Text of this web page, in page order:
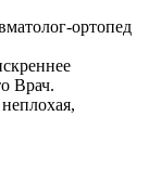
ортопед
Врач.